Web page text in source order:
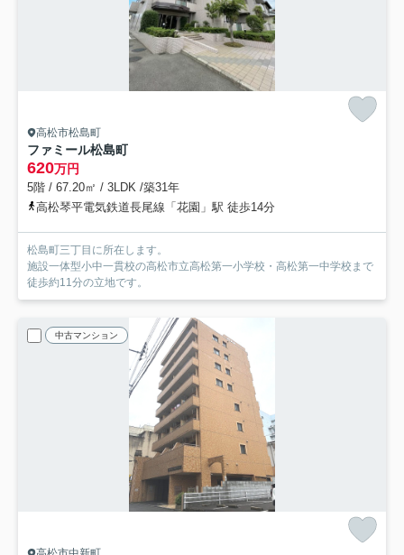
高松市松島町
ファミール松島町
620万円
5階 / 67.20㎡ / 3LDK /築31年
高松琴平電気鉄道長尾線「花園」駅 徒歩14分
松島町三丁目に所在します。
施設一体型小中一貫校の高松市立高松第一小学校・高松第一中学校まで
徒歩約11分の立地です。
中古マンション